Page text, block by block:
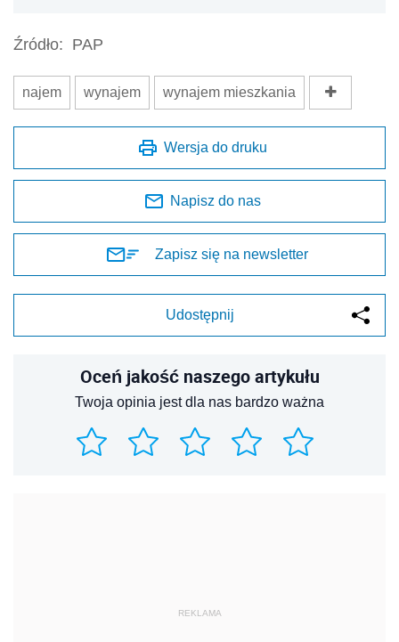
Źródło: PAP
najem wynajem wynajem mieszkania
Wersja do druku
Napisz do nas
Zapisz się na newsletter
Udostępnij
Oceń jakość naszego artykułu
Twoja opinia jest dla nas bardzo ważna
REKLAMA